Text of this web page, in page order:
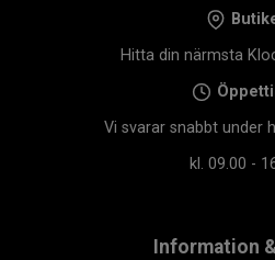
Hitta din närmsta
Vi svarar snabbt under
kl. 09.00 -
Information